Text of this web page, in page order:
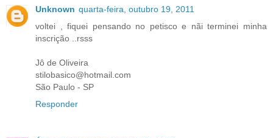
Unknown quarta-feira, outubro 19, 2011
voltei , fiquei pensando no petisco e nãi terminei minha
inscrição ..rsss
Jô de Oliveira
stilobasico@hotmail.com
São Paulo - SP
Responder